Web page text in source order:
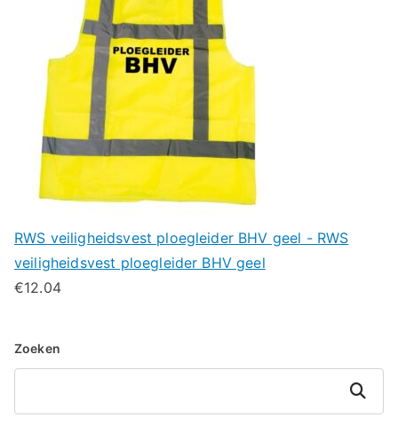
RWS veiligheidsvest ploegleider BHV geel - RWS
veiligheidsvest ploegleider BHV geel
€12.04
Zoeken
Zoeken